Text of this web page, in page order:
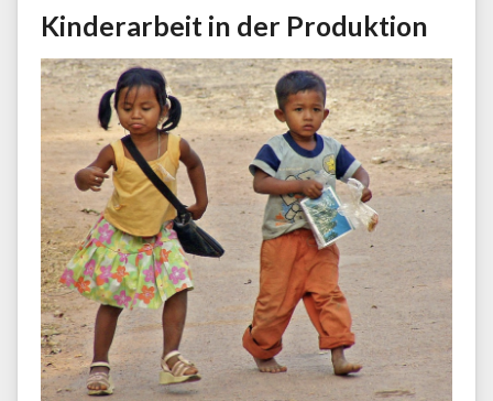
Kinderarbeit in der Produktion